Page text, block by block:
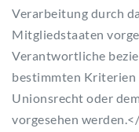
Verarbeitung durch
Mitgliedstaaten
Verantwortliche
bestimmten Kriterien
Unionsrecht oder
vorgesehen